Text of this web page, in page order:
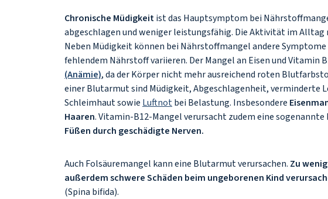
Chronische Müdigkeitist das Hauptsymptom bei
abgeschlagen und weniger leistungsfähig. Die Aktivität im Alltag
Neben Müdigkeit können bei Nährstoffmangel andere
fehlendem Nährstoff variieren. Der Mangel an Eisen und Vitamin
(Anämie), da der Körper nicht mehr ausreichend roten
einer Blutarmut sind Müdigkeit, Abgeschlagenheit, verminderte
Schleimhaut sowie Luftnotbei Belastung. Insbesondere
Haaren. Vitamin-B12-Mangel verursacht zudem eine
Füßen durch geschädigte Nerven.
Auch Folsäuremangel kann eine Blutarmut verursachen. Zu
außerdem schwere Schäden beim ungeborenen Kind
(Spina bifida).